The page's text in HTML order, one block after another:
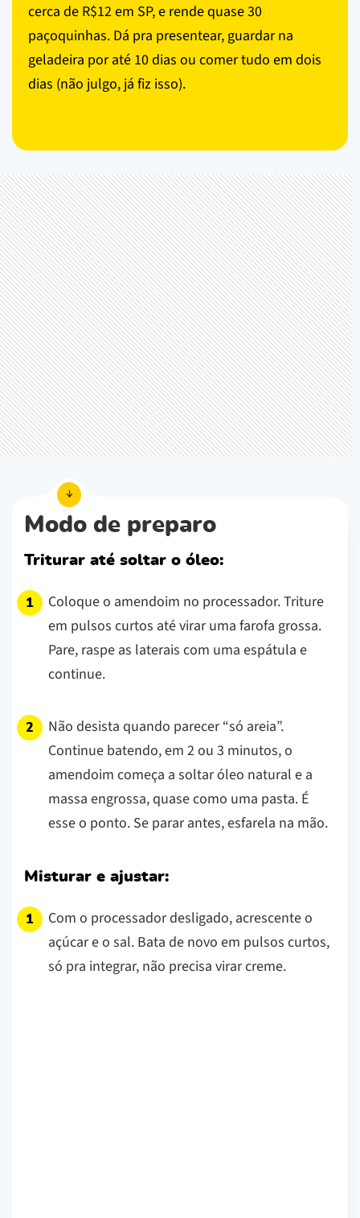
cerca de R$12 em SP, e rende quase 30
paçoquinhas. Dá pra presentear, guardar na
geladeira por até 10 dias ou comer tudo em dois
dias (não julgo, já fiz isso).
Modo de preparo
Triturar até soltar o óleo:
Coloque o amendoim no processador. Triture
em pulsos curtos até virar uma farofa grossa.
Pare, raspe as laterais com uma espátula e
continue.
Não desista quando parecer “só areia”.
Continue batendo, em 2 ou 3 minutos, o
amendoim começa a soltar óleo natural e a
massa engrossa, quase como uma pasta. É
esse o ponto. Se parar antes, esfarela na mão.
Misturar e ajustar:
Com o processador desligado, acrescente o
açúcar e o sal. Bata de novo em pulsos curtos,
só pra integrar, não precisa virar creme.